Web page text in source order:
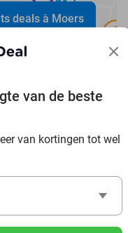
van de beste
van kortingen tot wel
deals à Moers
inspiratie uit onze
mit Rabatt, von